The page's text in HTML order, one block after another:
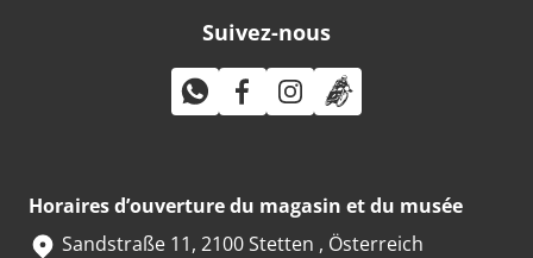
Suivez-nous
Horaires d’ouverture du magasin et du musée
Sandstraße 11, 2100 Stetten , Österreich